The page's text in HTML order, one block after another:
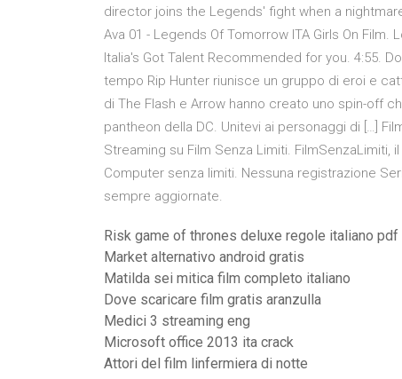
director joins the Legends' fight when a
Ava 01 - Legends Of Tomorrow ITA Girls On
Italia's Got Talent Recommended for you. 4:55.
tempo Rip Hunter riunisce un gruppo di eroi e
di The Flash e Arrow hanno creato uno spin-off
pantheon della DC. Unitevi ai personaggi di […]
Streaming su Film Senza Limiti. FilmSenzaLimiti,
Computer senza limiti. Nessuna registrazione
sempre aggiornate.
Risk game of thrones deluxe regole italiano pdf
Market alternativo android gratis
Matilda sei mitica film completo italiano
Dove scaricare film gratis aranzulla
Medici 3 streaming eng
Microsoft office 2013 ita crack
Attori del film linfermiera di notte